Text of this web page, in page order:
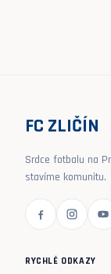
FC ZLIČÍN
Srdce fotbalu na
stavíme komunitu.
RYCHLÉ ODKAZY